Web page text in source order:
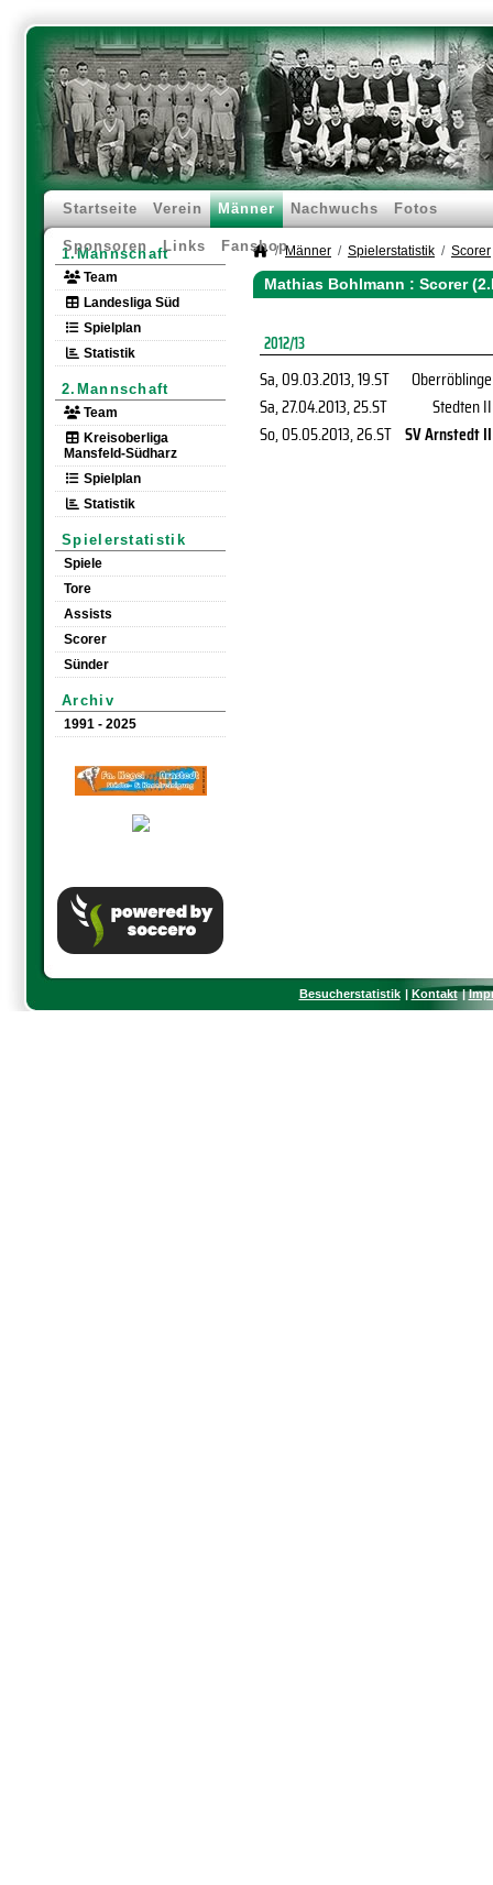
Startseite Verein Männer Nachwuchs Fotos
Sponsoren Links Fanshop
1.Mannschaft
Team
Landesliga Süd
Spielplan
Statistik
2.Mannschaft
Team
Kreisoberliga
Mansfeld-Südharz
Spielplan
Statistik
Spielerstatistik
Spiele
Tore
Assists
Scorer
Sünder
Archiv
1991 - 2025
Männer Spielerstatistik Scorer
Mathias Bohlmann : Scorer
2012/13
Sa, 09.03.2013, 19.ST
Oberröblinge
Sa, 27.04.2013, 25.ST
Stedten II
So, 05.05.2013, 26.ST SV Arnstedt II
Besucherstatistik Kontakt